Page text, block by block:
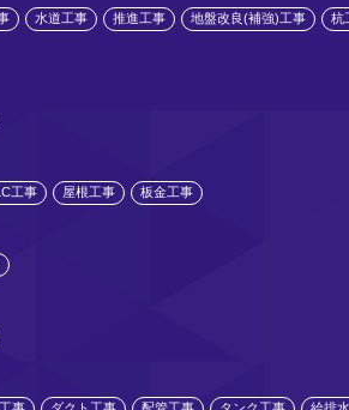
水道工事 推進工事 地盤改良(補強)工事 杭
工事 屋根工事 板金工事
事 ダクト工事 配管工事 タンク工事 給排